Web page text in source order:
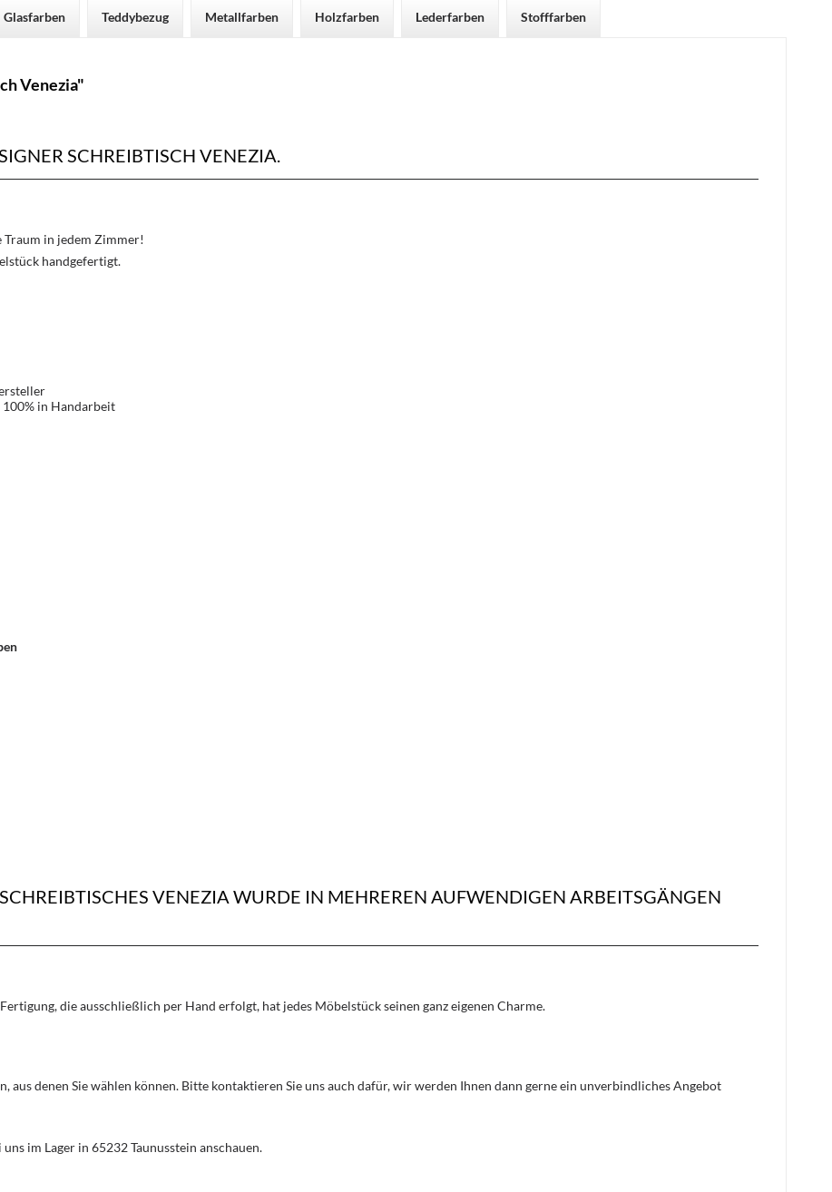
Glasfarben Teddybezug Metallfarben Holzfarben Lederfarben Stofffarben
Venezia"
SCHREIBTISCH VENEZIA.
in jedem Zimmer!
handgefertigt.
in Handarbeit
VENEZIA WURDE IN MEHREREN AUFWENDIGEN ARBEITSGÄNGEN
die ausschließlich per Hand erfolgt, hat jedes Möbelstück seinen ganz eigenen Charme.
aus denen Sie wählen können. Bitte kontaktieren Sie uns auch dafür, wir werden Ihnen dann gerne ein unverbindliches Angebot
im Lager in 65232 Taunusstein anschauen.